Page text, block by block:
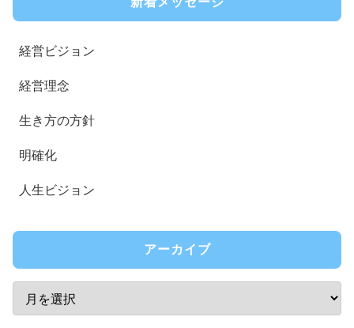
経営ビジョン
経営理念
生き方の方針
明確化
人生ビジョン
アーカイブ